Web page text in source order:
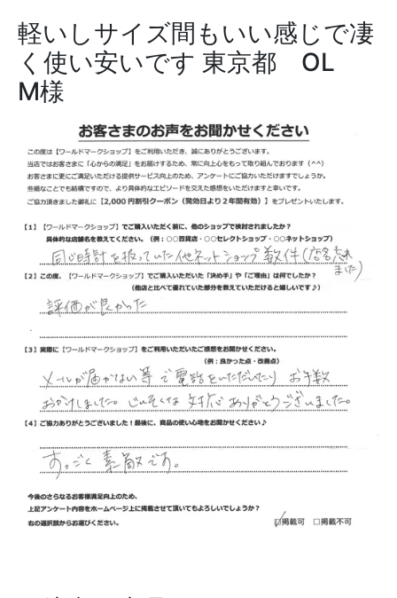
軽いしサイズ間もいい感じで凄
く使い安いです 東京都 OL
M様